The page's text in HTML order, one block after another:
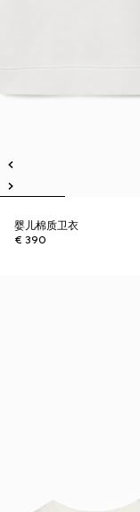
婴儿棉质卫衣
€ 390